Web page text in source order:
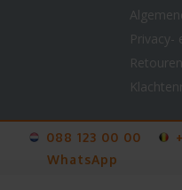
Privacy-
Retouren
088 123 00 00
WhatsApp